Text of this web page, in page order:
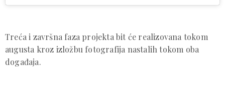
Treća i završna faza projekta bit će realizovana tokom
augusta kroz izložbu fotografija nastalih tokom oba
događaja.